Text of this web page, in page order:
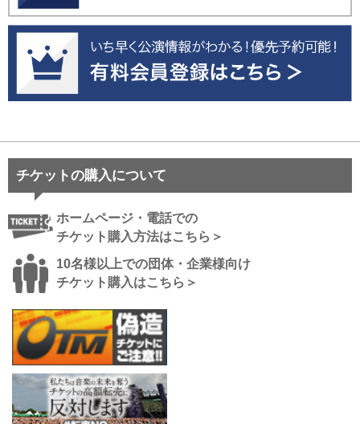
チケットの購入について
ホームページ・電話での
チケット購入方法はこちら＞
10名様以上での団体・企業様向け
チケット購入はこちら＞